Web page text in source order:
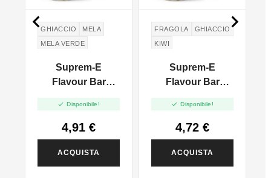
GHIACCIO
MELA
MELA VERDE
Suprem-E
Flavour Bar
10ml
 Disponibile!
4,91 €
ACQUISTA
FRAGOLA
GHIACCIO
KIWI
Suprem-E
Flavour Bar
Strawberry Kiwi -
10ml
 Disponibile!
4,72 €
ACQUISTA
 